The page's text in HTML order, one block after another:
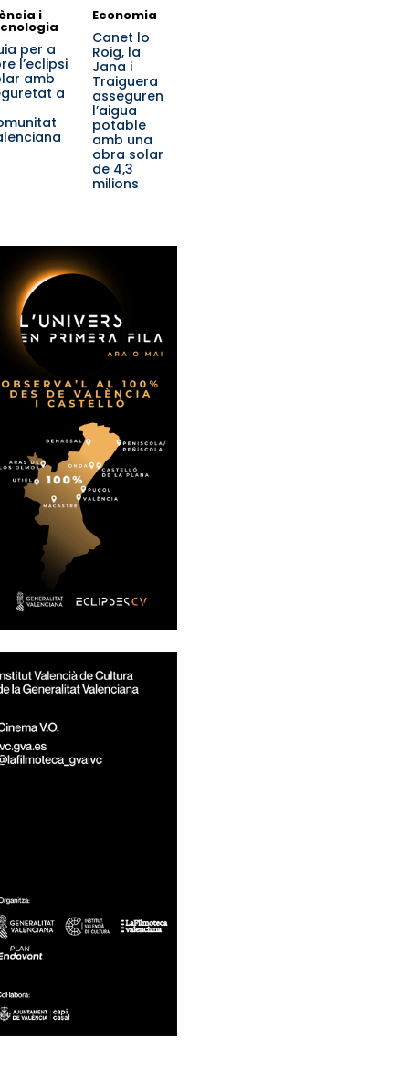
i
per a
l’eclipsi
amb
a
Economia
Canet lo
Roig, la
Jana i
Traiguera
asseguren
l’aigua
potable
amb una
obra solar
de 4,3
milions